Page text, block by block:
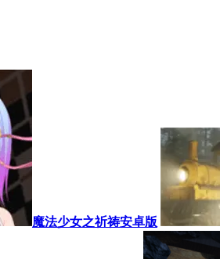
魔法少女之祈祷安卓版